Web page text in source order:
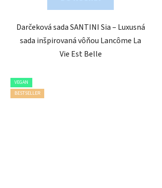
Darčeková sada SANTINI Sia – Luxusná
sada inšpirovaná vôňou Lancôme La
Vie Est Belle
VEGAN
BESTSELLER